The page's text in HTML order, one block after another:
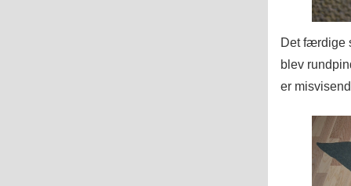
Det færdige
blev
er